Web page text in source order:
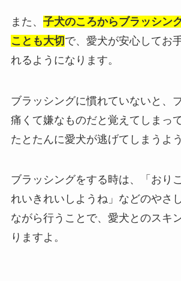
また、 子犬のころからブラッシン
ことも大切で、愛犬が安心してお
れるようになります。
ブラッシングに慣れていないと、
痛くて嫌なものだと覚えてしまっ
たとたんに愛犬が逃げてしまうよ
ブラッシングをする時は、「おり
れいきれいしようね」などのやさ
ながら行うことで、愛犬とのスキ
りますよ。